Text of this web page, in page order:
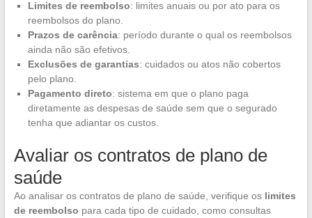
Limites de reembolso: limites anuais ou por ato para os
reembolsos do plano.
Prazos de carência: período durante o qual os reembolsos
ainda não são efetivos.
Exclusões de garantias: cuidados ou atos não cobertos
pelo plano.
Pagamento direto: sistema em que o plano paga
diretamente as despesas de saúde sem que o segurado
tenha que adiantar os custos.
Avaliar os contratos de plano de
saúde
Ao analisar os contratos de plano de saúde, verifique os limites
de reembolso para cada tipo de cuidado, como consultas